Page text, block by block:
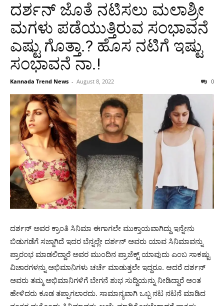
ದರ್ಶನ್ ಜೊತೆ ನಟಿಸಲು ಮಲಾಶ್ರೀ
ಮಗಳು ಪಡೆಯುತ್ತಿರುವ ಸಂಭಾವನೆ
ಎಷ್ಟು ಗೊತ್ತಾ.? ಹೊಸ ನಟಿಗೆ ಇಷ್ಟು
ಸಂಭಾವನೆ ನಾ.!
Kannada Trend News - August 8, 2022 0
ದರ್ಶನ್ ಅವರ ಕ್ರಾಂತಿ ಸಿನಿಮಾ ಈಗಾಗಲೇ ಮುಕ್ತಾಯವಾಗಿದ್ದು ಇನ್ನೇನು
ಬಿಡುಗಡೆಗೆ ಸಜ್ಜಾಗಿದೆ ಇದರ ಬೆನ್ನಲ್ಲೇ ದರ್ಶನ್ ಅವರು ಯಾವ ಸಿನಿಮಾವನ್ನು
ಪ್ರಾರಂಭ ಮಾಡಲಿದ್ದಾರೆ ಅವರ ಮುಂದಿನ ಪ್ರಾಜೆಕ್ಟ್ ಯಾವುದು ಎಂಬ ಸಾಕಷ್ಟು
ವಿಚಾರಗಳನ್ನು ಅಭಿಮಾನಿಗಳು ಚರ್ಚೆ ಮಾಡುತ್ತಲೇ ಇದ್ದರೂ. ಆದರೆ ದರ್ಶನ್
ಅವರು ತಮ್ಮ ಅಭಿಮಾನಿಗಳಿಗೆ ಬೇಗನೆ ಶುಭ ಸುದ್ದಿಯನ್ನು ನೀಡಿದ್ದಾರೆ ಅಂತ
ಹೇಳಿದರು ಕೂಡ ತಪ್ಪಾಗಲಾರದು. ಸಾಮಾನ್ಯವಾಗಿ ಒಬ್ಬ ನಟ ನಟನೆ ಮಾಡಿದ